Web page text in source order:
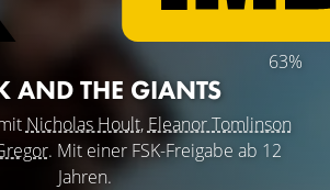
63%
AND THE GIANTS
Nicholas Hoult, Eleanor Tomlinson
. Mit einer FSK-Freigabe ab 12
Jahren.